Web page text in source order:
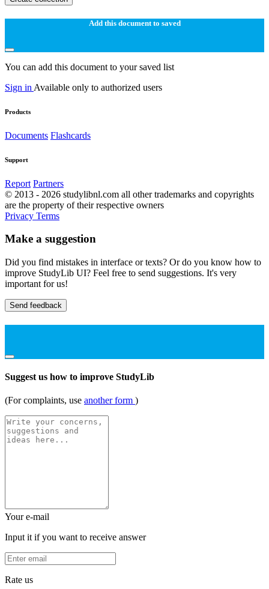
Add this document to saved
You can add this document to your saved list
Sign in Available only to authorized users
Products
Documents Flashcards
Support
Report Partners
© 2013 - 2026 studylibnl.com all other trademarks and copyrights
are the property of their respective owners
Privacy Terms
Make a suggestion
Did you find mistakes in interface or texts? Or do you know how to
improve StudyLib UI? Feel free to send suggestions. It's very
important for us!
Send feedback
Suggest us how to improve StudyLib
(For complaints, use another form )
Your e-mail
Input it if you want to receive answer
Rate us